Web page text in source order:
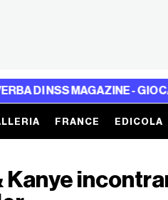
MAGAZINE - GIOCA
FRANCE EDICOLA
Kanye